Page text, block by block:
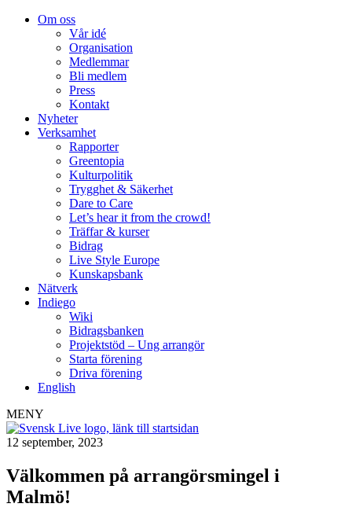
Om oss
Vår idé
Organisation
Medlemmar
Bli medlem
Press
Kontakt
Nyheter
Verksamhet
Rapporter
Greentopia
Kulturpolitik
Trygghet & Säkerhet
Dare to Care
Let’s hear it from the crowd!
Träffar & kurser
Bidrag
Live Style Europe
Kunskapsbank
Nätverk
Indiego
Wiki
Bidragsbanken
Projektstöd – Ung arrangör
Starta förening
Driva förening
English
MENY
12 september, 2023
Välkommen på arrangörsmingel i
Malmö!